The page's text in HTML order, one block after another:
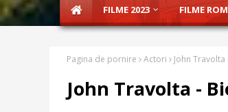
FILME 2023 FILME
Pagina de pornire Actori John
John Travolta -